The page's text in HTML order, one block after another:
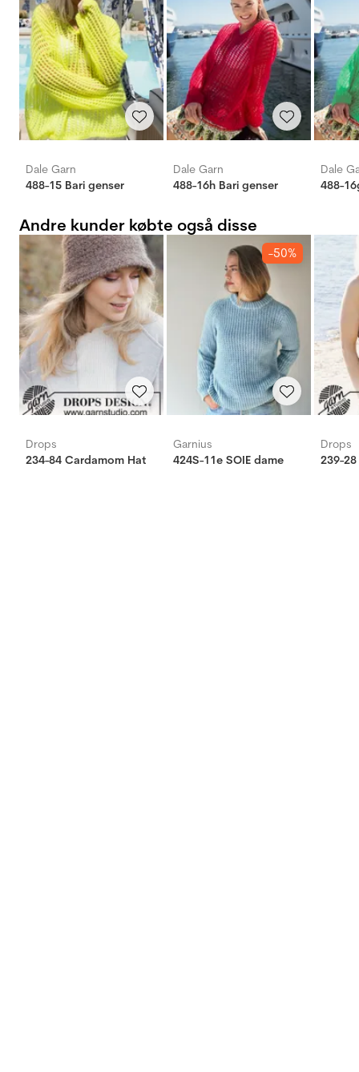
Dale Garn
488-15 Bari genser
Dale Garn
488-16h Bari genser
Dale
488-
Andre kunder købte også disse
Drops
234-84 Cardamom Hat
-50%
Garnius
424S-11e SOIE dame
Drops